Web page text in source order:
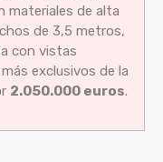
materiales de alta
de 3,5 metros,
con vistas
exclusivos de la
2.050.000 euros.